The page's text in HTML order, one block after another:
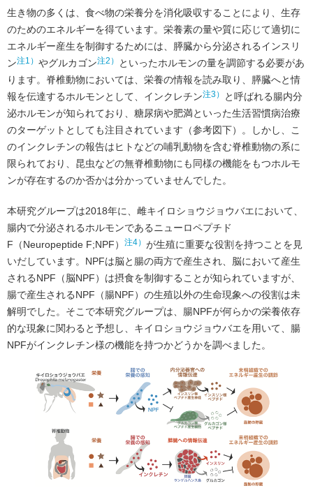
生き物の多くは、食べ物の栄養分を消化吸収することにより、生存
のためのエネルギーを得ています。栄養素の量や質に応じて適切に
エネルギー産生を制御するためには、膵臓から分泌されるインスリ
ン注1） やグルカゴン注2）
といったホルモンの量を調節する必要があ
ります。脊椎動物においては、栄養の情報を読み取り、膵臓へと情
報を伝達するホルモンとして、インクレチン注3）
と呼ばれる腸内分
泌ホルモンが知られており、糖尿病や肥満といった生活習慣病治療
のターゲットとしても注目されています（参考図下）。しかし、こ
のインクレチンの報告はヒトなどの哺乳動物を含む脊椎動物の系に
限られており、昆虫などの無脊椎動物にも同様の機能をもつホルモ
ンが存在するのか否かは分かっていませんでした。
本研究グループは2018年に、雌キイロショウジョウバエにおいて、
腸内で分泌されるホルモンであるニューロペプチド
F（Neuropeptide F;NPF） 注4） が生殖に重要な役割を持つことを見
いだしています。NPFは脳と腸の両方で産生され、脳において産生
されるNPF（脳NPF）は摂食を制御することが知られていますが、
腸で産生されるNPF（腸NPF）の生殖以外の生命現象への役割は未
解明でした。そこで本研究グループは、腸NPFが何らかの栄養依存
的な現象に関わると予想し、キイロショウジョウバエを用いて、腸
NPFがインクレチン様の機能を持つかどうかを調べました。